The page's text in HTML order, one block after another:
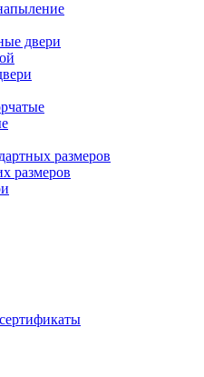
двери
размеров
размеров